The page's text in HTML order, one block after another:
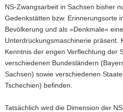
NS-Zwangsarbeit in Sachsen bisher
Gedenkstätten bzw. Erinnerungsorte
Bevölkerung und als »Denkmale«
Unterdrückungsmaschinerie präsent.
Kenntnis der engen Verflechtung der
verschiedenen Bundesländern
Sachsen) sowie verschiedenen
Tschechien) befinden.
Tatsächlich wird die Dimension der